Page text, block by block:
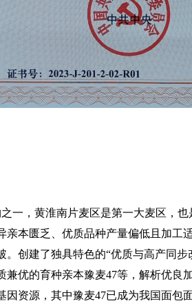
一，黄淮南片麦区是第一大麦区，
亲本匮乏、优质品种产量偏低且加工
。创建了独具特色的“优质与高产同
兼优的育种亲本豫麦47等，解析优良
因资源，其中豫麦47已成为我国面包